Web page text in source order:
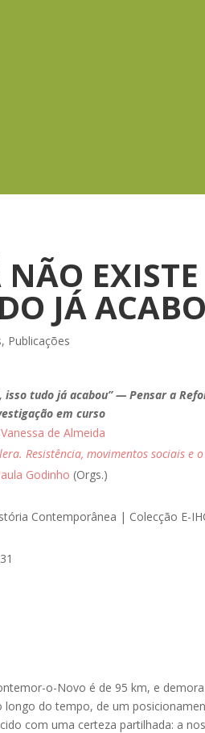
NÃO
JÁ
, Publicações
isso tudo já acabou” — Pensar a
em curso
Vanessa de Almeida
Resistência, movimentos sociais e
Godinho (Orgs.)
Contemporânea | Colecção E-
o-Novo é de 95 km, e
longo do tempo, de um
com uma certeza partilhada: a